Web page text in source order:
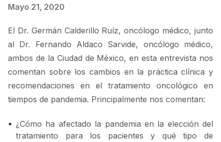
Mayo 21, 2020
El Dr. Germán Calderillo Ruíz, oncólogo médico, junto
al Dr. Fernando Aldaco Sarvide, oncólogo médico,
ambos de la Ciudad de México, en esta entrevista nos
comentan sobre los cambios en la práctica clínica y
recomendaciones en el tratamiento oncológico en
tiempos de pandemia. Principalmente nos comentan:
¿Cómo ha afectado la pandemia en la elección del
tratamiento para los pacientes y qué tipo de